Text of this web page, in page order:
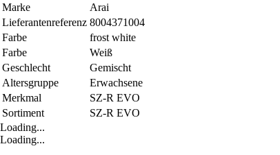
Marke
Arai
Lieferantenreferenz 8004371004
Farbe
frost white
Farbe
Weiß
Geschlecht
Gemischt
Altersgruppe
Erwachsene
Merkmal
SZ-R EVO
Sortiment
SZ-R EVO
Loading...
Loading...